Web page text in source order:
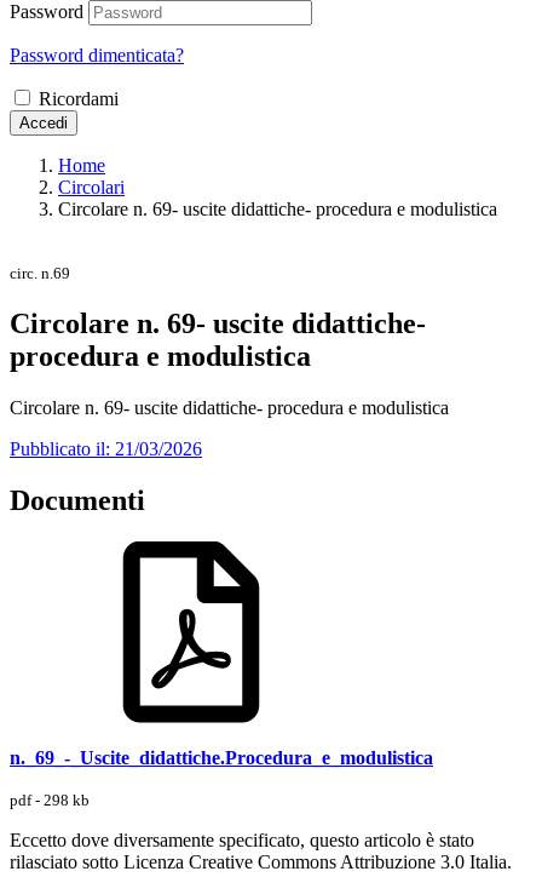
Password
Password dimenticata?
Ricordami
Accedi
Home
Circolari
Circolare n. 69- uscite didattiche- procedura e modulistica
circ. n.69
Circolare n. 69- uscite didattiche-
procedura e modulistica
Circolare n. 69- uscite didattiche- procedura e modulistica
Pubblicato il: 21/03/2026
Documenti
n._69_-_Uscite_didattiche.Procedura_e_modulistica
pdf - 298 kb
Eccetto dove diversamente specificato, questo articolo è stato
rilasciato sotto Licenza Creative Commons Attribuzione 3.0 Italia.